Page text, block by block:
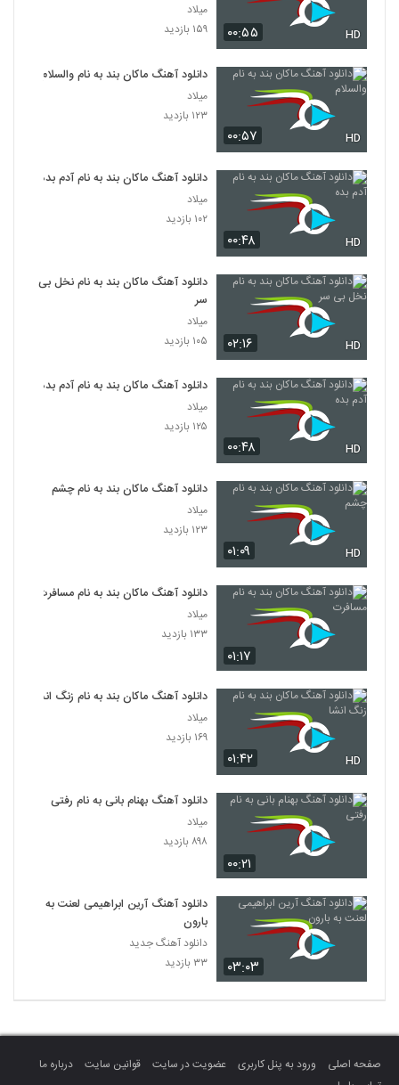
۰۰:۵۵ HD
میلاد
۱۵۹ بازدید
۰۰:۵۷ HD
دانلود آهنگ ماکان بند به نام والسلام
میلاد
۱۲۳ بازدید
۰۰:۴۸ HD
دانلود آهنگ ماکان بند به نام آدم بده
میلاد
۱۰۲ بازدید
۰۲:۱۶ HD
دانلود آهنگ ماکان بند به نام نخل بی
سر
میلاد
۱۰۵ بازدید
۰۰:۴۸ HD
دانلود آهنگ ماکان بند به نام آدم بده
میلاد
۱۲۵ بازدید
۰۱:۰۹ HD
دانلود آهنگ ماکان بند به نام چشم
میلاد
۱۲۳ بازدید
۰۱:۱۷
دانلود آهنگ ماکان بند به نام مسافرت
میلاد
۱۳۳ بازدید
۰۱:۴۲ HD
دانلود آهنگ ماکان بند به نام زنگ انشا
میلاد
۱۶۹ بازدید
۰۰:۲۱
دانلود آهنگ بهنام بانی به نام رفتی
میلاد
۸۹۸ بازدید
۰۳:۰۳
دانلود آهنگ آرین ابراهیمی لعنت به
بارون
دانلود آهنگ جدید
۳۳ بازدید
صفحه اصلی ورود به پنل کاربری عضویت در سایت قوانین سایت
درباره ما